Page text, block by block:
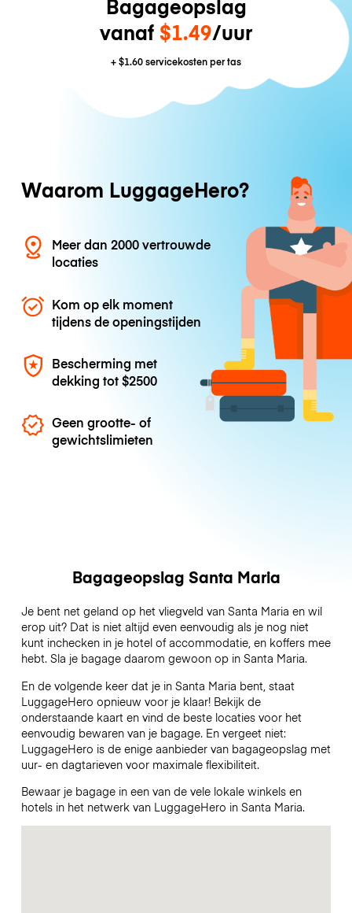
Bagageopslag
vanaf $1.49/uur
+$1.60servicekosten per tas
Waarom LuggageHero?
Meer dan 2000 vertrouwde
locaties
Kom op elk moment
tijdens de openingstijden
Bescherming met
dekking tot$2500
Geen grootte- of
gewichtslimieten
Bagageopslag Santa Maria
Je bent net geland op het vliegveld van Santa Maria en wil
erop uit? Dat is niet altijd even eenvoudig als je nog niet
kunt inchecken in je hotel of accommodatie, en koffers mee
hebt. Sla je bagage daarom gewoon op in Santa Maria.
En de volgende keer dat je in Santa Maria bent, staat
LuggageHero opnieuw voor je klaar! Bekijk de
onderstaande kaart en vind de beste locaties voor het
eenvoudig bewaren van je bagage. En vergeet niet:
LuggageHero is de enige aanbieder van bagageopslag met
uur- en dagtarieven voor maximale flexibiliteit.
Bewaar je bagage in een van de vele lokale winkels en
hotels in het netwerk van LuggageHero in Santa Maria.